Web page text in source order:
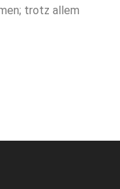
trotz allem